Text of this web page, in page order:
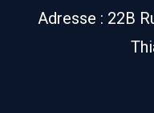
Adresse : 22B